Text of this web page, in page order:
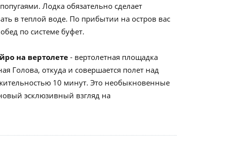
Лодка обязательно сделает
в теплой воде. По прибытии на остров вас
по системе буфет.
на вертолете- вертолетная площадка
Голова, откуда и совершается полет над
10 минут. Это необыкновенные
эсклюзивный взгляд на